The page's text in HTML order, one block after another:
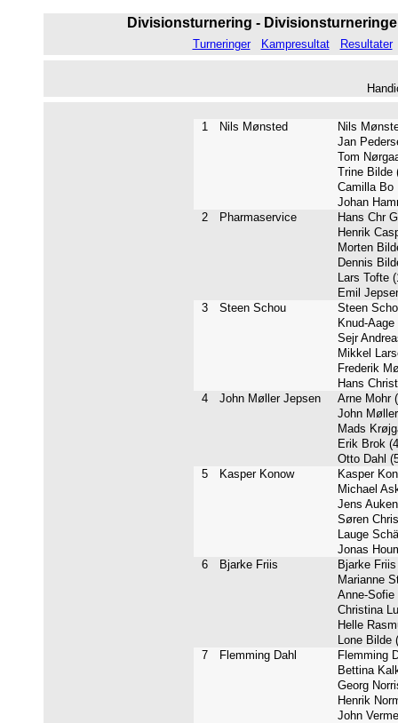
Divisionsturnering -
Turneringer Kampresultat Resultater
1 Nils Mønsted
Nils
Jan
Tom
Trine Bilde
Camilla Bo
Johan
2
Pharmaservice
Hans Chr
Henrik
Morten
Dennis
Lars Tofte
Emil
3
Steen Schou
Steen
Knud-
Sejr
Mikkel
Frederik
Hans
4
John Møller Jepsen
Arne Mohr
John
Mads
Erik Brok
Otto Dahl
5
Kasper Konow
Kasper
Michael
Jens
Søren
Lauge
Jonas
6
Bjarke Friis
Bjarke
Marianne
Anne-Sofie
Christina
Helle
Lone Bilde
7
Flemming Dahl
Flemming
Bettina
Georg
Henrik
John